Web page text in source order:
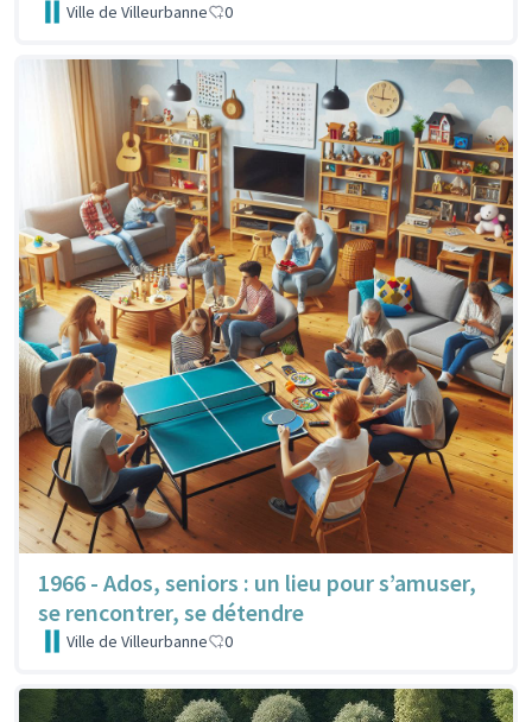
Ville de Villeurbanne 0
1966 - Ados, seniors : un lieu pour s’amuser,
se rencontrer, se détendre
Ville de Villeurbanne 0